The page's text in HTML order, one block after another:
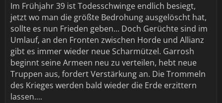
Im Frühjahr 39 ist Todesschwinge endlich besiegt,
jetzt wo man die größte Bedrohung ausgelöscht hat,
sollte es nun Frieden geben... Doch Gerüchte sind im
Umlauf, an den Fronten zwischen Horde und Allianz
gibt es immer wieder neue Scharmützel. Garrosh
beginnt seine Armeen neu zu verteilen, hebt neue
Truppen aus, fordert Verstärkung an. Die Trommeln
des Krieges werden bald wieder die Erde erzittern
lassen....